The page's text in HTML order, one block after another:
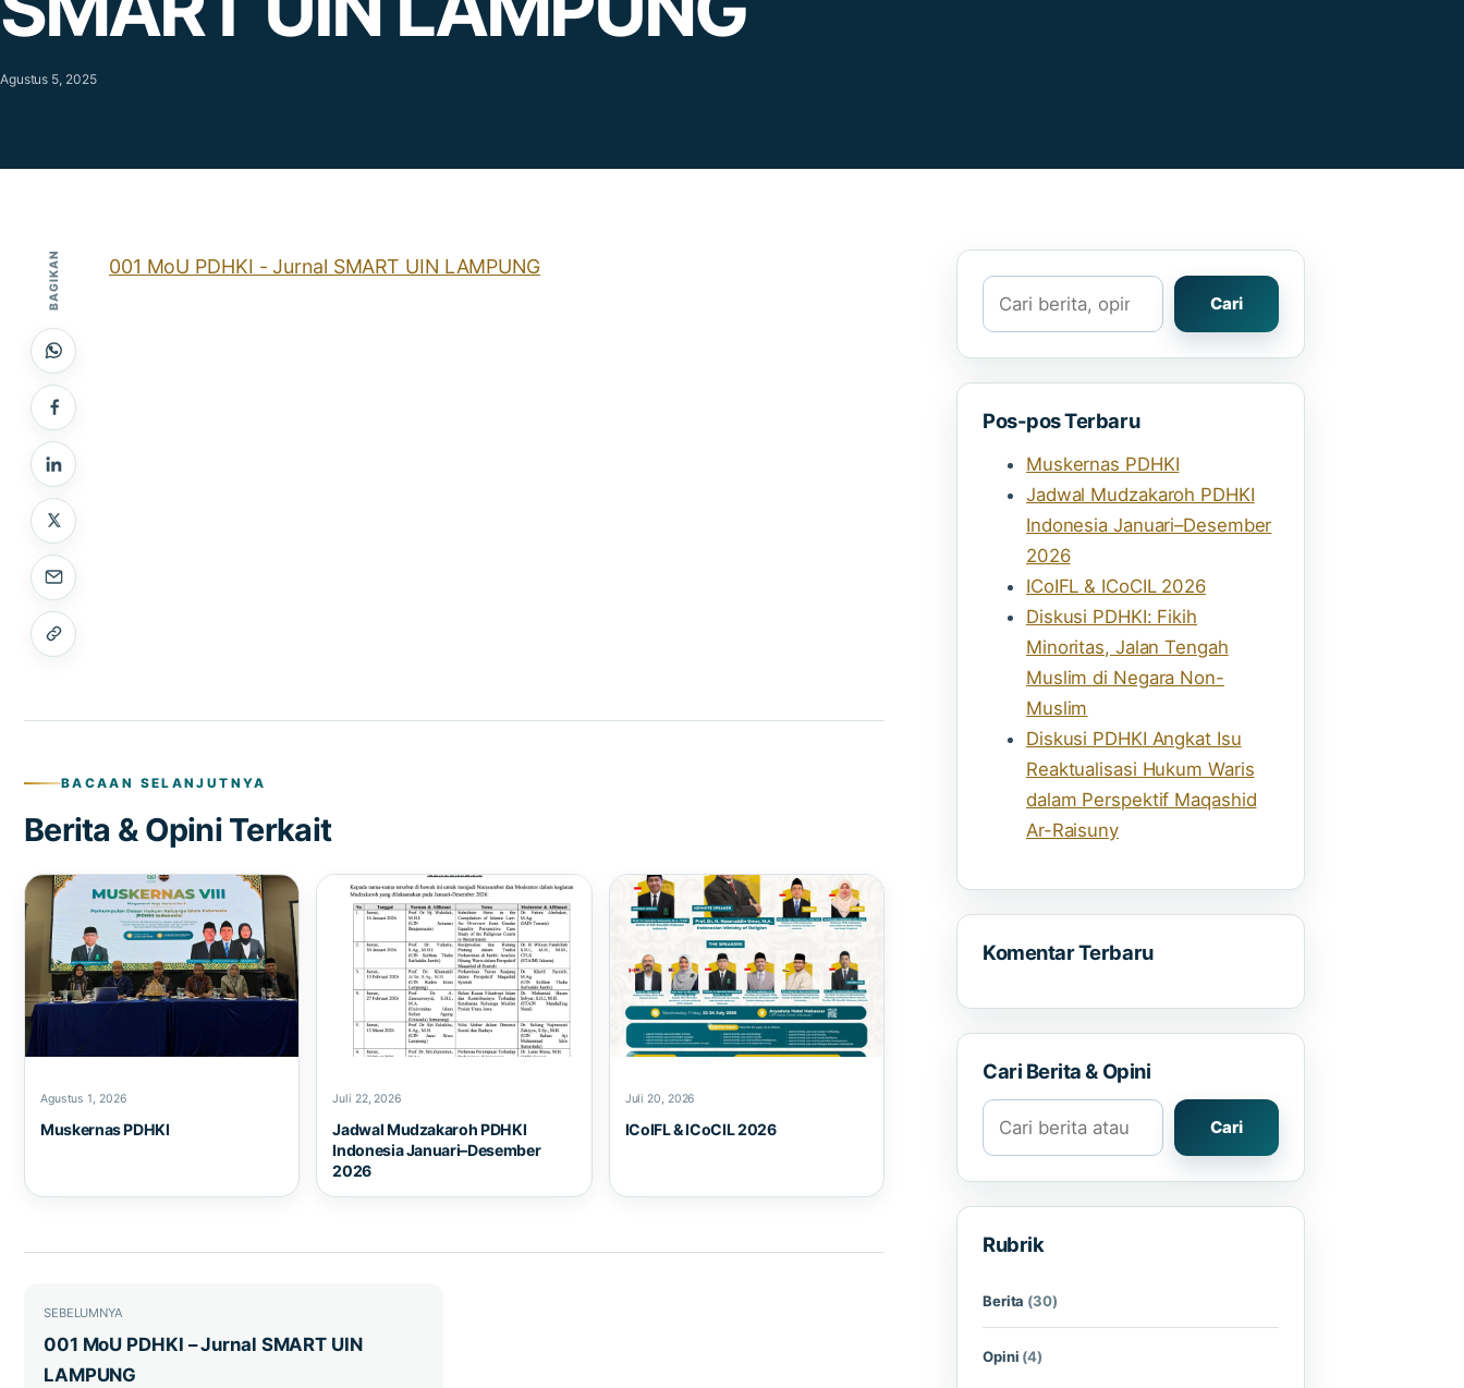
Agustus 5, 2025
BAGIKAN 001 MoU PDHKI - Jurnal SMART UIN LAMPUNG
BACAAN SELANJUTNYA
Berita & Opini Terkait
Agustus 1, 2026
Muskernas PDHKI
Juli 22, 2026
Jadwal Mudzakaroh PDHKI
Indonesia Januari–Desember
2026
Juli 20, 2026
ICoIFL & ICoCIL 2026
Navigasi pos
SEBELUMNYA
001 MoU PDHKI – Jurnal SMART UIN
LAMPUNG
Cari
Cari
Pos-pos Terbaru
Muskernas PDHKI
Jadwal Mudzakaroh PDHKI
Indonesia Januari–Desember
2026
ICoIFL & ICoCIL 2026
Diskusi PDHKI: Fikih
Minoritas, Jalan Tengah
Muslim di Negara Non-
Muslim
Diskusi PDHKI Angkat Isu
Reaktualisasi Hukum Waris
dalam Perspektif Maqashid
Ar-Raisuny
Komentar Terbaru
Cari Berita & Opini
Cari berita atau opini
Cari
Rubrik
Berita (30)
Opini (4)